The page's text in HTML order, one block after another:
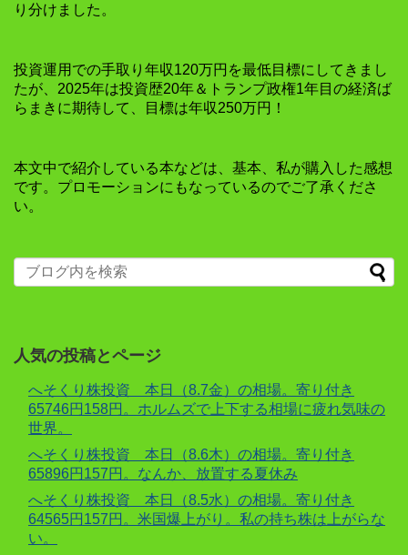
り分けました。
投資運用での手取り年収120万円を最低目標にしてきまし
たが、2025年は投資歴20年＆トランプ政権1年目の経済ば
らまきに期待して、目標は年収250万円！
本文中で紹介している本などは、基本、私が購入した感想
です。プロモーションにもなっているのでご了承くださ
い。
人気の投稿とページ
へそくり株投資 本日（8.7金）の相場。寄り付き
65746円158円。ホルムズで上下する相場に疲れ気味の
世界。
へそくり株投資 本日（8.6木）の相場。寄り付き
65896円157円。なんか、放置する夏休み
へそくり株投資 本日（8.5水）の相場。寄り付き
64565円157円。米国爆上がり。私の持ち株は上がらな
い。